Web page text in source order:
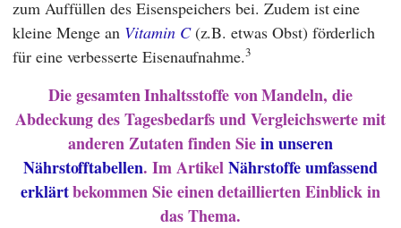
zum Auffüllen des Eisenspeichers bei. Zudem ist eine
kleine Menge an Vitamin C(z.B. etwas Obst) förderlich
für eine verbesserte Eisenaufnahme.3
Die gesamten Inhaltsstoffe von Mandeln, die
Abdeckung des Tagesbedarfs und Vergleichswerte mit
anderen Zutaten finden Siein unseren
Nährstofftabellen. Im ArtikelNährstoffe umfassend
erklärtbekommen Sie einen detaillierten Einblick in
das Thema.